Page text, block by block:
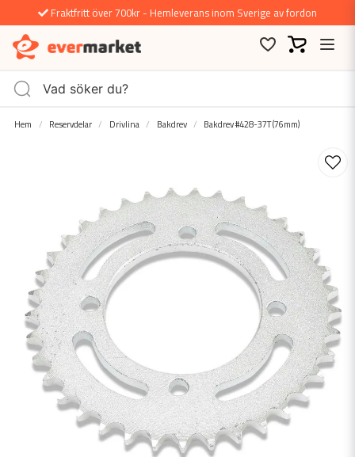
Fraktfritt över 700kr - Hemleverans inom Sverige av fordon
Hem Reservdelar Drivlina Bakdrev Bakdrev #428-37T (76mm)